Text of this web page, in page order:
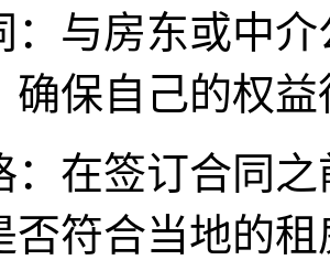
：与房东或中
确保自己的权
：在签订合同
否符合当地的